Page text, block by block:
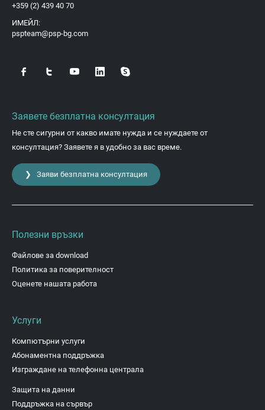
+359 (2) 439 40 70
ИМЕЙЛ:
pspteam@psp-bg.com
Заявете безплатна консултация
Не сте сигурни от какво имате нужда и се нуждаете от
консултация? Заявете я в удобно за вас време.
❯ Заяви безплатна консултация
Полезни връзки
Файлове за download
Политика за поверителност
Оценете нашата работа
Услуги
Компютърни услуги
Абонаментна поддръжка
Изграждане на телефонна централа
Защита на данни
Поддръжка на сървър